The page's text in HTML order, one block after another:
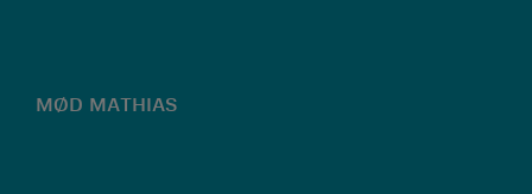
MØD MATHIAS